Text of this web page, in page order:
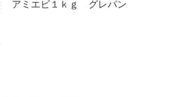
アミエビ１ｋｇ グレパン